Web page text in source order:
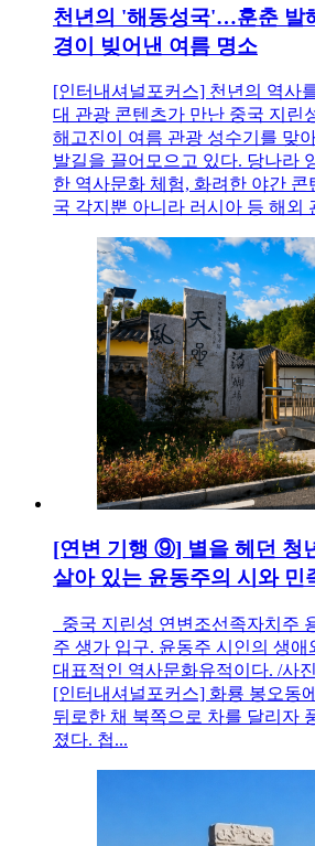
천년의 '해동성국'…훈춘 발
경이 빚어낸 여름 명소
[인터내셔널포커스] 천년의 역사
대 관광 콘텐츠가 만난 중국 지린
해고진이 여름 관광 성수기를 맞
발길을 끌어모으고 있다. 당나라
한 역사문화 체험, 화려한 야간
국 각지뿐 아니라 러시아 등 해외
[연변 기행 ⑨] 별을 헤던 청
살아 있는 윤동주의 시와 민
중국 지린성 연변조선족자치주
주 생가 입구. 윤동주 시인의 생
대표적인 역사문화유적이다. /사
[인터내셔널포커스] 화룡 봉오동
뒤로한 채 북쪽으로 차를 달리자
졌다. 첩...